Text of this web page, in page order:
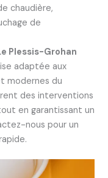
chaudière,
de
Plessis-Grohan
adaptée aux
modernes du
des interventions
en garantissant un
nous pour un